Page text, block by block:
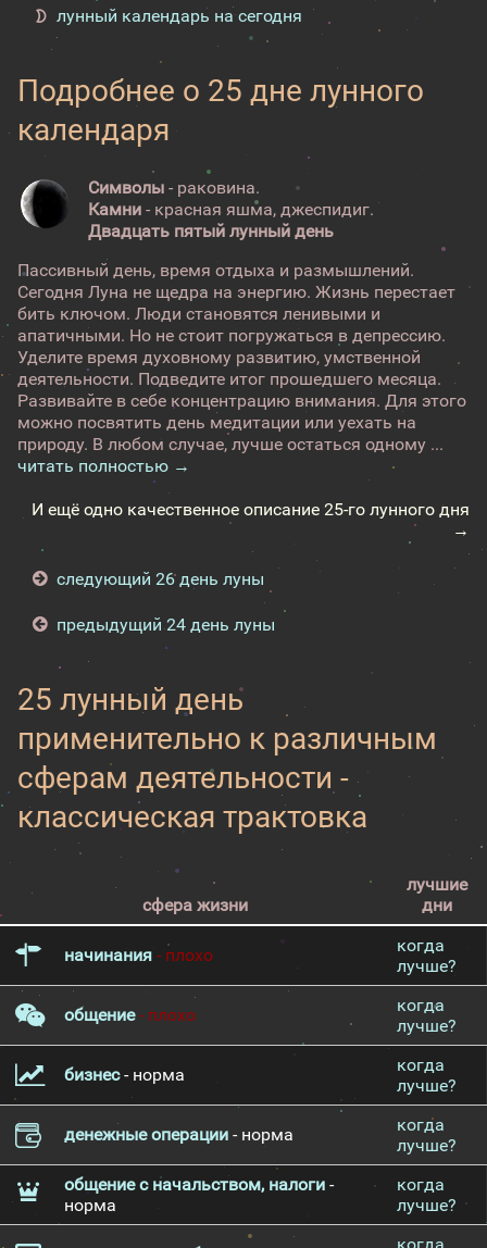
лунный календарь на сегодня
Подробнее о 25 дне лунного
календаря
Символы - раковина.
Камни - красная яшма, джеспидиг.
Двадцать пятый лунный день
Пассивный день, время отдыха и размышлений.
Сегодня Луна не щедра на энергию. Жизнь перестает
бить ключом. Люди становятся ленивыми и
апатичными. Но не стоит погружаться в депрессию.
Уделите время духовному развитию, умственной
деятельности. Подведите итог прошедшего месяца.
Развивайте в себе концентрацию внимания. Для этого
можно посвятить день медитации или уехать на
природу. В любом случае, лучше остаться одному ...
читать полностью →
И ещё одно качественное описание 25-го лунного дня
→
следующий 26 день луны
предыдущий 24 день луны
25 лунный день
применительно к различным
сферам деятельности -
классическая трактовка
сфера жизни
лучшие
дни
начинания- плохо
когда
лучше?
общение- плохо
когда
лучше?
бизнес- норма
когда
лучше?
денежные операции - норма
когда
лучше?
общение с начальством, налоги -
норма
когда
лучше?